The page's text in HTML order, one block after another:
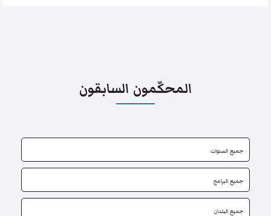
المحكّمون السابقون